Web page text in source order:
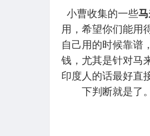
小曹收集的一些
用，希望你们能用
自己用的时候靠谱
钱，尤其是针对马
印度人的话最好直
下判断就是了